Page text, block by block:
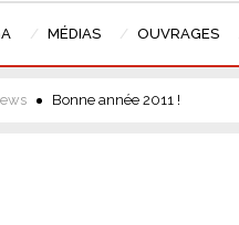
MÉDIAS OUVRAGES
Bonne année 2011 !